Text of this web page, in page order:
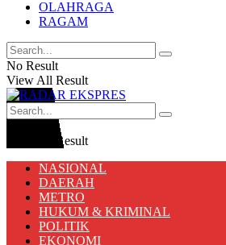
OLAHRAGA
RAGAM
No Result
View All Result
View All Result
NASIONAL
DAERAH
METRO
HUKUM & KRIMINAL
POLITIK
EKONOMI